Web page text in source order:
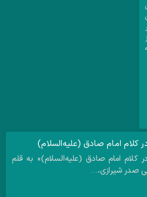
کلام امام صادق (علیه‌السلام)
کلام امام صادق (علیه‌السلام)» به قلم
صدر شیرازی،…